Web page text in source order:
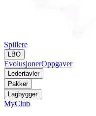
Spillere
LBO
EvolusjonerOppgaver
Ledertavler
Pakker
Lagbygger
MyClub